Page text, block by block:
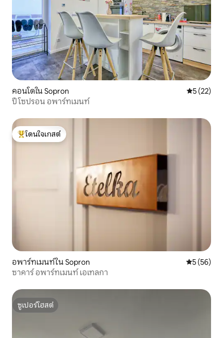
คอนโดใน Sopron คะแนนเฉลี่
5 (22)
ปี โซปรอน อพาร์ทเมนท์
โดนใจเกสต์ที่สุด
โดนใจเกสต์
อพาร์ทเมนท์ใน Sopron คะแนนเฉลี่
5 (56)
ซาคาร์ อพาร์ทเมนท์ เอเทลกา
ซูเปอร์โฮสต์
ซูเปอร์โฮสต์